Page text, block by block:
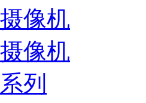
像机
像机
列